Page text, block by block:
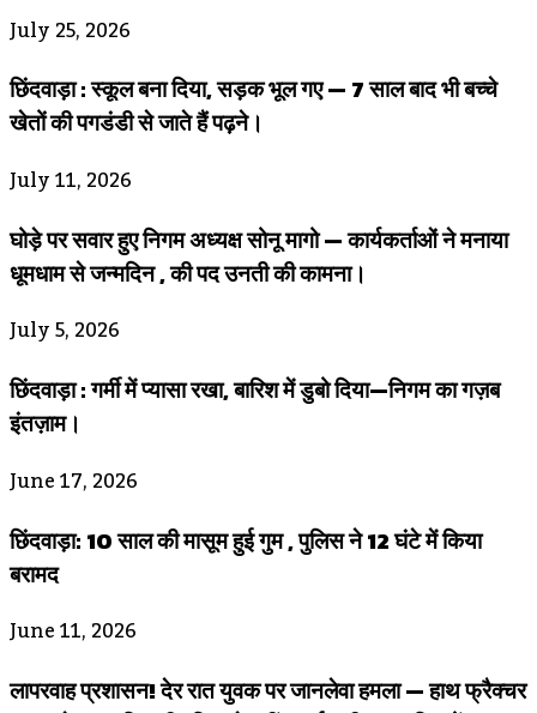
July 25, 2026
छिंदवाड़ा : स्कूल बना दिया, सड़क भूल गए — 7 साल बाद भी बच्चे
खेतों की पगडंडी से जाते हैं पढ़ने।
July 11, 2026
घोड़े पर सवार हुए निगम अध्यक्ष सोनू मागो — कार्यकर्ताओं ने मनाया
धूमधाम से जन्मदिन , की पद उनती की कामना।
July 5, 2026
छिंदवाड़ा : गर्मी में प्यासा रखा, बारिश में डुबो दिया—निगम का गज़ब
इंतज़ाम।
June 17, 2026
छिंदवाड़ा: 10 साल की मासूम हुई गुम , पुलिस ने 12 घंटे में किया
बरामद
June 11, 2026
लापरवाह प्रशासन! देर रात युवक पर जानलेवा हमला — हाथ फ्रैक्चर